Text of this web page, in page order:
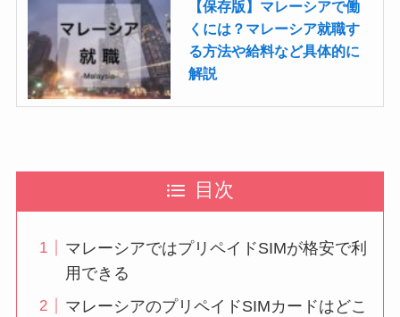
【保存版】マレーシアで働
くには？マレーシア就職す
る方法や給料など具体的に
解説
目次
マレーシアではプリペイドSIMが格安で利
用できる
マレーシアのプリペイドSIMカードはどこ